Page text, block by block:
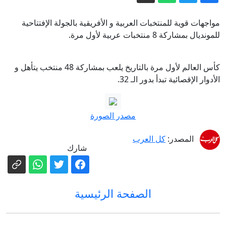
وتحريض ضد الطواقم العربية في رمبام
والطيبي يهاجم: "حملة عنصرية وفاشية..
واطالب الإدارة بموقف واضح وداعم
بسبب صلاح.. طرابزون يعلن تسجيل رقم
قياسي بمبيعات التذاكر
للمرضى والجنود.. الطيبي: حملة عنصرية
تستهدف طواقم طبية عربية في
المستشفيات
اتفاق مكة للدفاع المشترك.. هل تنضم
عاجل. - حرب إيران تستنزف مخزون
تفاصيل إحباط "خطة الغزو البري"
اعتقال 4 مشتبهين بينهم أم وابنها بجريمة
قتل وفاء بدران في البعنة
مواجهات قوية للمنتخبات العربية و الأفريقية بالجولة الإفتتاحية
للمونديال بمشاركة 8 منتخبات عربية لأول مرة.
كأس العالم لأول مرة بالتاريخ يلعب بمشاركة 48 منتخب يتأهل و
الأدوار الإقصائية تبدأ بدور الـ 32.
مصدر الصورة
المصدر: كل العرب
شارك
الصفحة الرئيسية